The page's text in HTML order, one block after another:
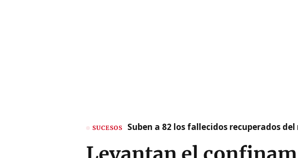
SUCESOS Suben a 82 los fallecidos recuperados